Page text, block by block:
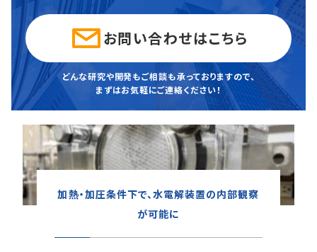
お問い合わせはこちら
どんな研究や開発もご相談も承っておりますので、
まずはお気軽にご連絡ください！
加熱・加圧条件下で、水電解装置の内部観察
が可能に